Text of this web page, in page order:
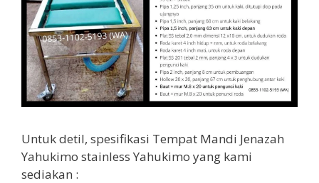
Untuk detil, spesifikasi Tempat Mandi Jenazah
Yahukimo stainless Yahukimo yang kami
sediakan :